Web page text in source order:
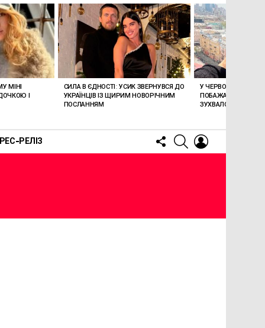
РЕЛІЗ
FOLLOW
US
SEARCH
МІНІ
І
СИЛА В ЄДНОСТІ: УСИК ЗВЕРНУВСЯ ДО
УКРАЇНЦІВ ІЗ ЩИРИМ НОВОРІЧНИМ
ПОСЛАННЯМ
У ЧЕРВОНІЙ
ПОБАЖАННЯМ: ЛЕСЯ
ЗУХВАЛО